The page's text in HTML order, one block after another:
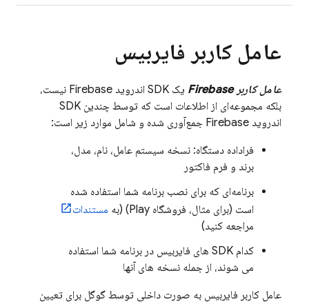
عامل کاربر فایربیس
عامل کاربر Firebase
یک SDK اندروید Firebase نیست،
بلکه مجموعه‌ای از اطلاعات است که توسط چندین SDK
اندروید Firebase جمع‌آوری شده و شامل موارد زیر است:
فراداده دستگاه: نسخه سیستم عامل، نام، مدل،
برند و فرم فاکتور
برنامه‌ای که برای نصب برنامه شما استفاده شده
است (برای مثال، فروشگاه Play) (به
مستندات
مراجعه کنید)
کدام SDK های فایربیس در برنامه شما استفاده
می شوند، از جمله نسخه های آنها
عامل کاربر فایربیس به صورت داخلی توسط گوگل برای تعیین